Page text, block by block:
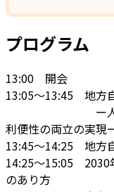
プログラム
13:00 開会
13:05～13:45 地方
ー人材育成・
利便性の両立の実現
13:45～14:25 地方
14:25～15:05 2030
のあり方